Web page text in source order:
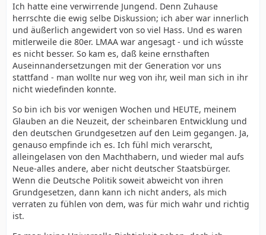
Ich hatte eine verwirrende Jungend. Denn Zuhause
herrschte die ewig selbe Diskussion; ich aber war innerlich
und äußerlich angewidert von so viel Hass. Und es waren
mitlerweile die 80er. LMAA war angesagt - und ich wússte
es nicht besser. So kam es, daß keine ernsthaften
Auseinnandersetzungen mit der Generation vor uns
stattfand - man wollte nur weg von ihr, weil man sich in ihr
nicht wiedefinden konnte.
So bin ich bis vor wenigen Wochen und HEUTE, meinem
Glauben an die Neuzeit, der scheinbaren Entwicklung und
den deutschen Grundgesetzen auf den Leim gegangen. Ja,
genauso empfinde ich es. Ich fühl mich verarscht,
alleingelasen von den Machthabern, und wieder mal aufs
Neue-alles andere, aber nicht deutscher Staatsbürger.
Wenn die Deutsche Politik soweit abweicht von ihren
Grundgesetzen, dann kann ich nicht anders, als mich
verraten zu fühlen von dem, was für mich wahr und richtig
ist.